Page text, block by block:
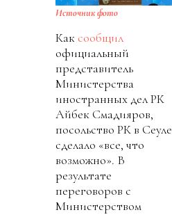
Источник фото
Как сообщил
официальный
представитель
Министерства
иностранных дел РК
Айбек Смадияров,
посольство РК в Сеуле
сделало «все, что
возможно». В
результате
переговоров с
Министерством